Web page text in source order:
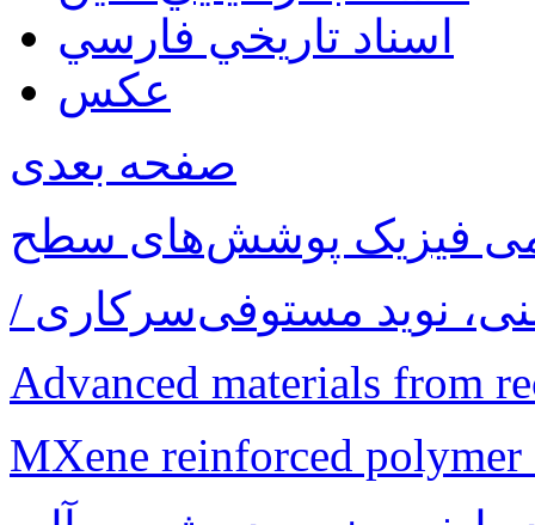
اسناد تاريخي فارسي
عکس
صفحه بعدی
فیزیک پوشش‌های سطح
Advanced materials from
MXene reinforced polymer